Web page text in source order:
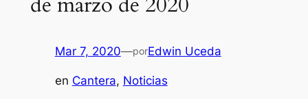
Mar 7, 2020—porEdwin Uceda
en Cantera, Noticias